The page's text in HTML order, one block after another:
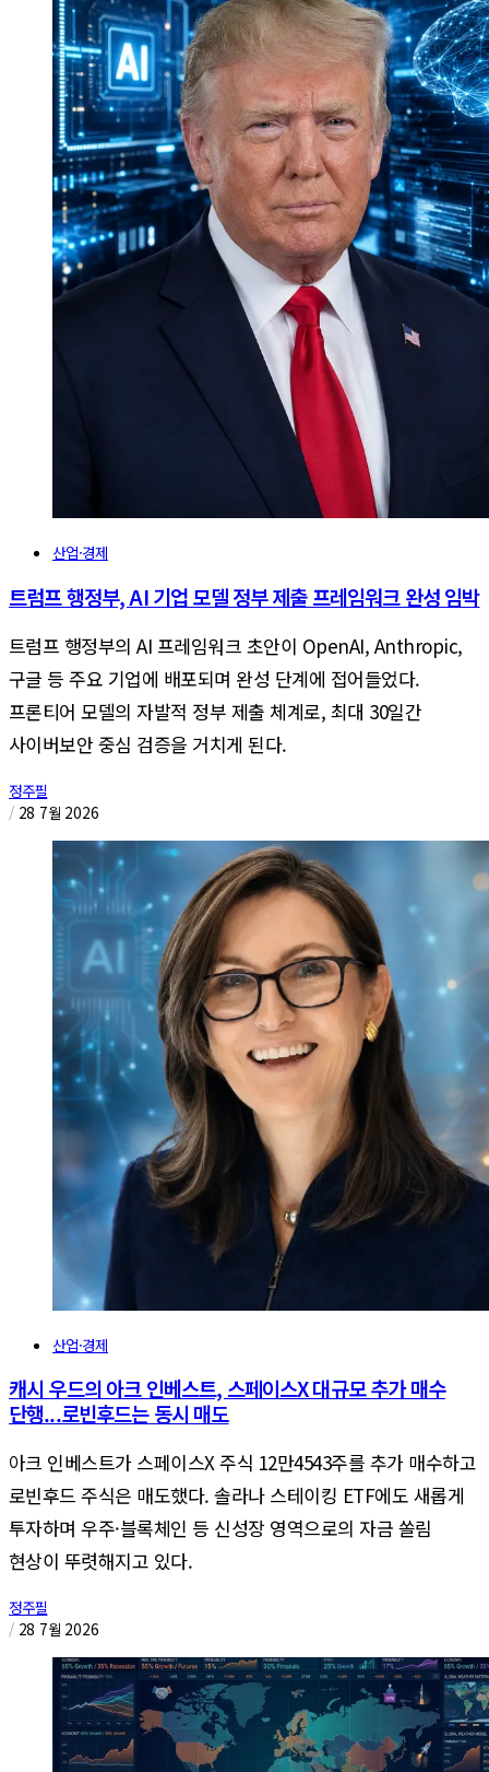
산업·경제
트럼프 행정부, AI 기업 모델 정부 제출 프레임워크 완성 임박
트럼프 행정부의 AI 프레임워크 초안이 OpenAI, Anthropic,
구글 등 주요 기업에 배포되며 완성 단계에 접어들었다.
프론티어 모델의 자발적 정부 제출 체계로, 최대 30일간
사이버보안 중심 검증을 거치게 된다.
정주필
/ 28 7월 2026
산업·경제
캐시 우드의 아크 인베스트, 스페이스X 대규모 추가 매수
단행...로빈후드는 동시 매도
아크 인베스트가 스페이스X 주식 12만4543주를 추가 매수하고
로빈후드 주식은 매도했다. 솔라나 스테이킹 ETF에도 새롭게
투자하며 우주·블록체인 등 신성장 영역으로의 자금 쏠림
현상이 뚜렷해지고 있다.
정주필
/ 28 7월 2026